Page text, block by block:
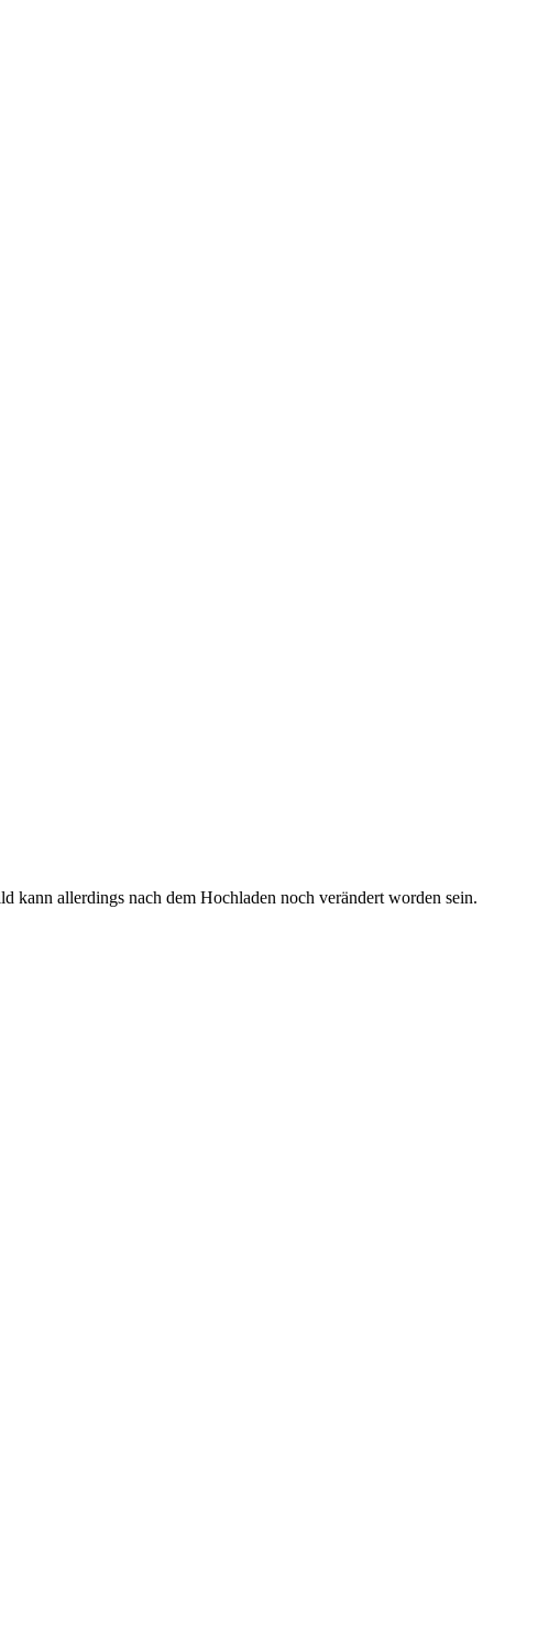
allerdings nach dem Hochladen noch verändert worden sein.